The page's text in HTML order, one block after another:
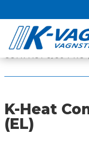
HOME | BUTIK|
COMPACT 9/80 PRO
K-Heat
(EL)